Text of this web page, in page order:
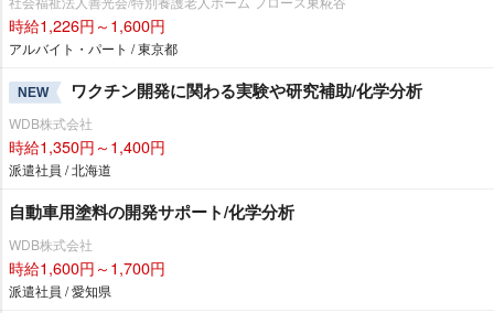
時給1,226円～1,600円
アルバイト・パート / 東京都
NEW ワクチン開発に関わる実験や研究補助/化学分析
WDB株式会社
時給1,350円～1,400円
派遣社員 / 北海道
自動車用塗料の開発サポート/化学分析
WDB株式会社
時給1,600円～1,700円
派遣社員 / 愛知県